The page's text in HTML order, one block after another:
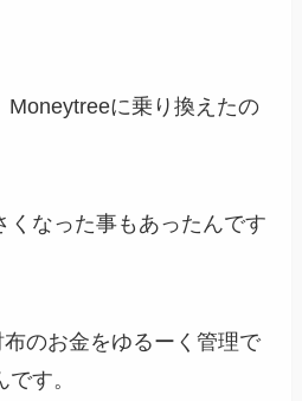
Moneytreeに乗り換えたの
くなった事もあったんです
のお金をゆるーく管理で
す。